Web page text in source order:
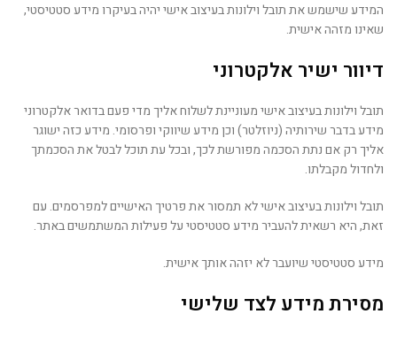
המידע שישמש את תובל וילונות בעיצוב אישי יהיה בעיקרו מידע סטטיסטי,
שאינו מזהה אישית.
דיוור ישיר אלקטרוני
תובל וילונות בעיצוב אישי מעוניינת לשלוח אליך מדי פעם בדואר אלקטרוני
מידע בדבר שירותיה (ניוזלטר) וכן מידע שיווקי ופרסומי. מידע כזה ישוגר
אליך רק אם נתת הסכמה מפורשת לכך, ובכל עת תוכל לבטל את הסכמתך
ולחדול מקבלתו.
תובל וילונות בעיצוב אישי לא תמסור את פרטיך האישיים למפרסמים. עם
זאת, היא רשאית להעביר מידע סטטיסטי על פעילות המשתמשים באתר.
מידע סטטיסטי שיועבר לא יזהה אותך אישית.
מסירת מידע לצד שלישי